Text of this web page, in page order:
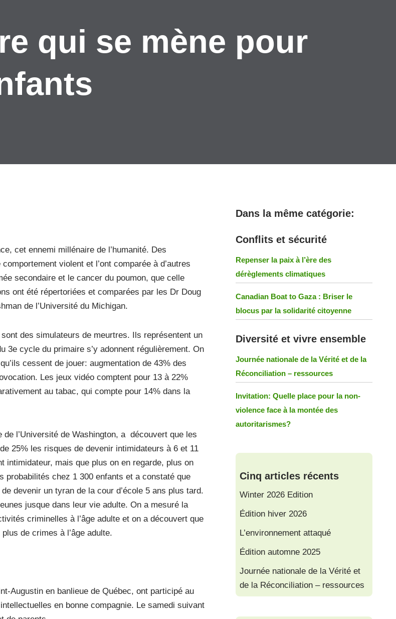
qui se mène pour
cet ennemi millénaire de l’humanité. Des
violent et l’ont comparée à d’autres
secondaire et le cancer du poumon, que celle
ont été répertoriées et comparées par les Dr Doug
de l’Université du Michigan.
des simulateurs de meurtres. Ils représentent un
3e cycle du primaire s’y adonnent régulièrement. On
cessent de jouer: augmentation de 43% des
Les jeux vidéo comptent pour 13 à 22%
au tabac, qui compte pour 14% dans la
l’Université de Washington, a découvert que les
25% les risques de devenir intimidateurs à 6 et 11
intimidateur, mais que plus on en regarde, plus on
probabilités chez 1 300 enfants et a constaté que
devenir un tyran de la cour d’école 5 ans plus tard.
jusque dans leur vie adulte. On a mesuré la
criminelles à l’âge adulte et on a découvert que
de crimes à l’âge adulte.
Augustin en banlieue de Québec, ont participé au
en bonne compagnie. Le samedi suivant
Dans la même catégorie:
Conflits et sécurité
Repenser la paix à l’ère des
dérèglements climatiques
Canadian Boat to Gaza : Briser le
blocus par la solidarité citoyenne
Diversité et vivre ensemble
Journée nationale de la Vérité et de la
Réconciliation – ressources
Invitation: Quelle place pour la non-
violence face à la montée des
autoritarismes?
Cinq articles récents
Winter 2026 Edition
Édition hiver 2026
L’environnement attaqué
Édition automne 2025
Journée nationale de la Vérité et
de la Réconciliation – ressources